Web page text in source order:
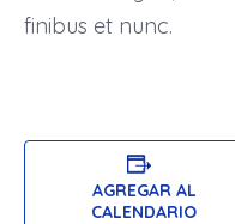
finibus et nunc.
AGREGAR AL
CALENDARIO